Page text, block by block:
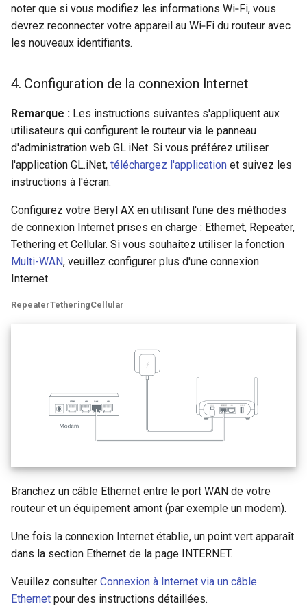
noter que si vous modifiez les informations Wi‑Fi, vous
devrez reconnecter votre appareil au Wi‑Fi du routeur avec
les nouveaux identifiants.
4. Configuration de la connexion Internet
Remarque : Les instructions suivantes s'appliquent aux
utilisateurs qui configurent le routeur via le panneau
d'administration web GL.iNet. Si vous préférez utiliser
l'application GL.iNet, téléchargez l'application et suivez les
instructions à l'écran.
Configurez votre Beryl AX en utilisant l'une des méthodes
de connexion Internet prises en charge : Ethernet, Repeater,
Tethering et Cellular. Si vous souhaitez utiliser la fonction
Multi-WAN, veuillez configurer plus d'une connexion
Internet.
RepeaterTetheringCellular
Branchez un câble Ethernet entre le port WAN de votre
routeur et un équipement amont (par exemple un modem).
Une fois la connexion Internet établie, un point vert apparaît
dans la section Ethernet de la page INTERNET.
Veuillez consulter Connexion à Internet via un câble
Ethernet pour des instructions détaillées.